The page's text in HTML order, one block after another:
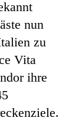
nun
zu
Vita
ihre